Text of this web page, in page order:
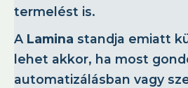
termelést is.
A Lamina standja emiatt
lehet akkor, ha most
automatizálásban vagy